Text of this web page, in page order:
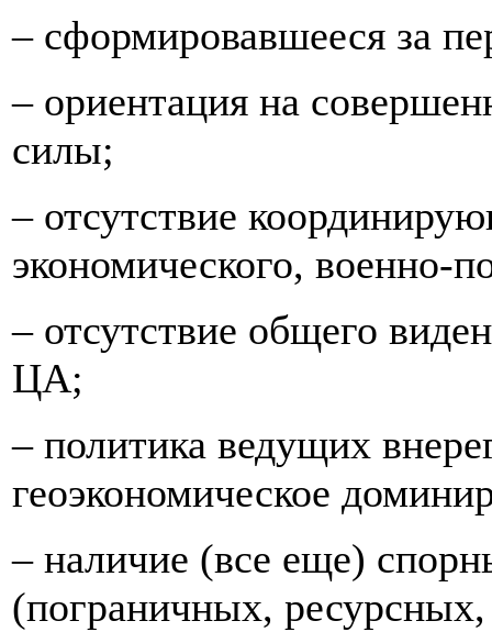
– сформировавшееся за
– ориентация на
силы;
– отсутствие
экономического, военно-
– отсутствие общего
ЦА;
– политика ведущих
геоэкономическое
– наличие (все еще)
(пограничных,